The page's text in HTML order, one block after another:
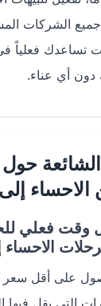
المشغلة
فعلياً في
عناء.
حول
إلى أبها
فعلي
إلى
أقل سعر لرحلة
يقل فيها